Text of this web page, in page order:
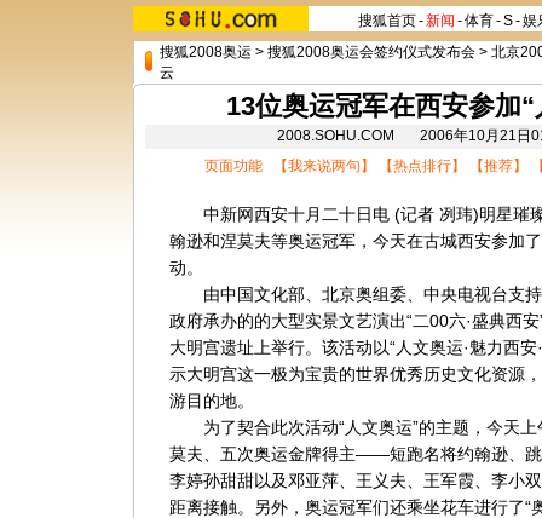
搜狐首页-新闻 -体育-S-娱
搜狐2008奥运 > 搜狐2008奥运会签约仪式发布会 > 北京
云
13位奥运冠军在西安参加
2008.SOHU.COM 2006年10月21
页面功能 【我来说两句 】 【热点排行】 【推荐】
中新网西安十月二十日电 (记者 冽玮)明星璀
翰逊和涅莫夫等奥运冠军，今天在古城西安参加
动。
由中国文化部、 北京奥组委、 中央电视台支
政府承办的的大型实景文艺演出“二00六·盛典西
大明宫遗址上举行。该活动以“人文奥运·魅力西
示大明宫这一极为宝贵的世界优秀历史文化资源
游目的地。
为了契合此次活动“人文奥运”的主题，今天上
莫夫、五次奥运金牌得主——短跑名将约翰逊、
李婷孙甜甜以及邓亚萍、王义夫、王军霞、李小
距离接触。另外，奥运冠军们还乘坐花车进行了“